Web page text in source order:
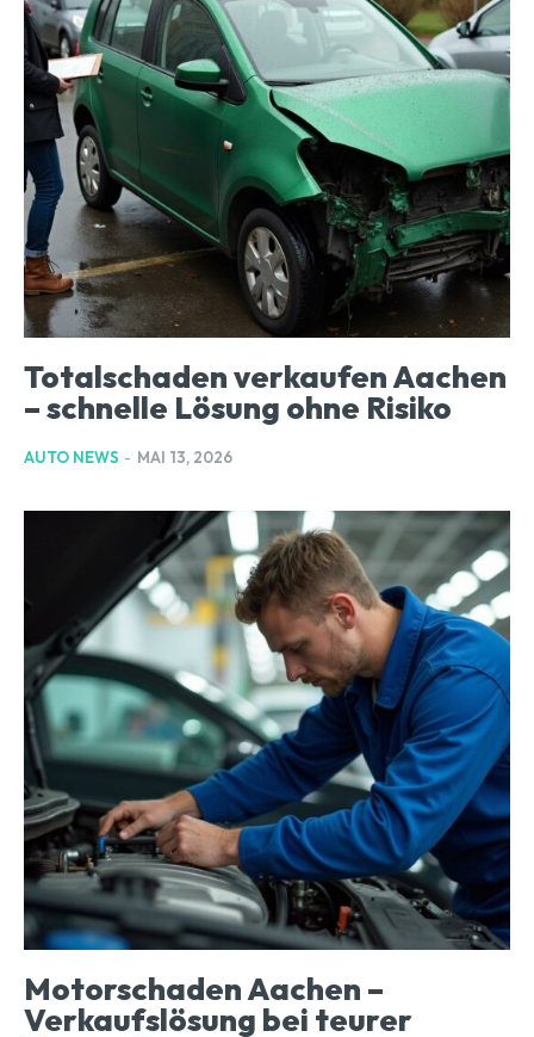
Totalschaden verkaufen Aachen
– schnelle Lösung ohne Risiko
AUTO NEWS - MAI 13, 2026
Motorschaden Aachen –
Verkaufslösung bei teurer